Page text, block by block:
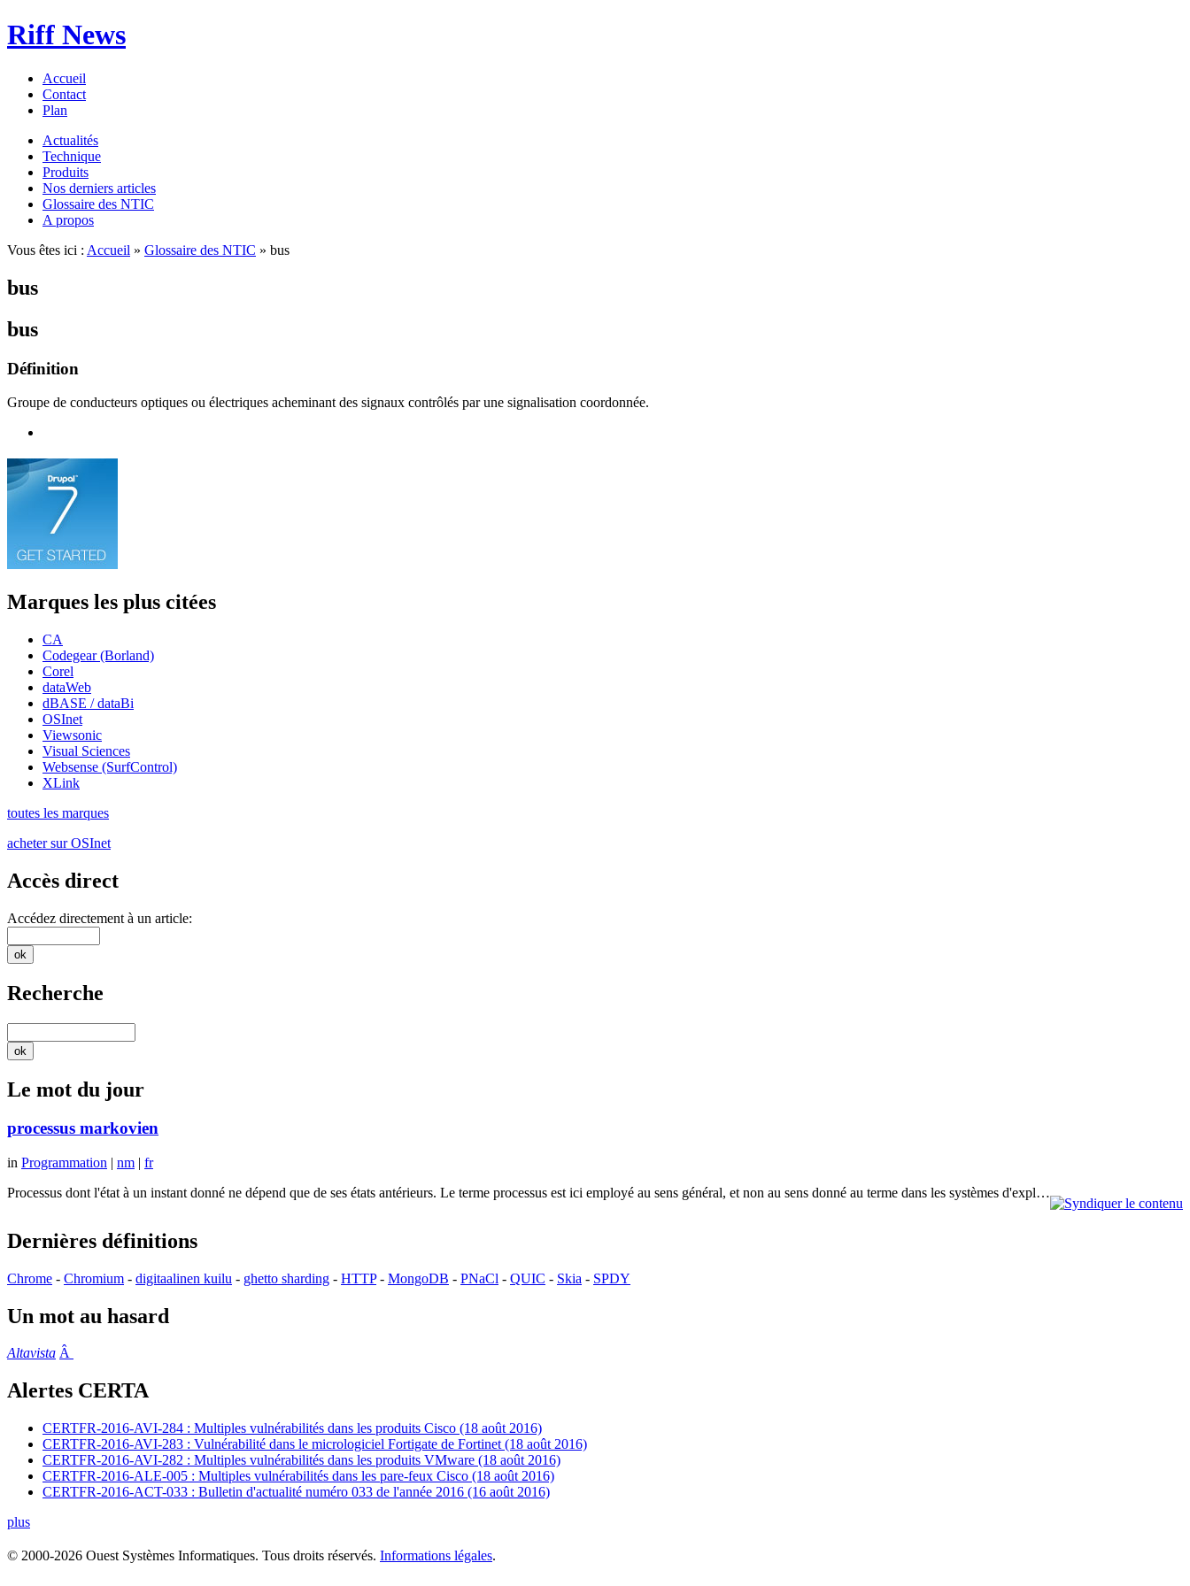
Riff News
Accueil
Contact
Plan
Actualités
Technique
Produits
Nos derniers articles
Glossaire des NTIC
A propos
Vous êtes ici : Accueil » Glossaire des NTIC » bus
bus
bus
Définition
Groupe de conducteurs optiques ou électriques acheminant des signaux contrôlés par une signalisation coordonnée.
Marques les plus citées
CA
Codegear (Borland)
Corel
dataWeb
dBASE / dataBi
OSInet
Viewsonic
Visual Sciences
Websense (SurfControl)
XLink
toutes les marques
acheter sur OSInet
Accès direct
Accédez directement à un article:
Recherche
Le mot du jour
processus markovien
in Programmation | nm | fr
Processus dont l'état à un instant donné ne dépend que de ses états antérieurs. Le terme processus est ici employé au sens général, et non au sens donné au terme dans les systèmes d'expl…
Dernières définitions
Chrome - Chromium - digitaalinen kuilu - ghetto sharding - HTTP- MongoDB - PNaCl - QUIC - Skia - SPDY
Un mot au hasard
Altavista Â
Alertes CERTA
CERTFR-2016-AVI-284 : Multiples vulnérabilités dans les produits Cisco (18 août 2016)
CERTFR-2016-AVI-283 : Vulnérabilité dans le micrologiciel Fortigate de Fortinet (18 août 2016)
CERTFR-2016-AVI-282 : Multiples vulnérabilités dans les produits VMware (18 août 2016)
CERTFR-2016-ALE-005 : Multiples vulnérabilités dans les pare-feux Cisco (18 août 2016)
CERTFR-2016-ACT-033 : Bulletin d'actualité numéro 033 de l'année 2016 (16 août 2016)
plus
© 2000-2026 Ouest Systèmes Informatiques. Tous droits réservés. Informations légales.